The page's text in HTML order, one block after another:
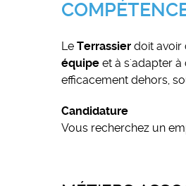
Le Terrassier doit avoir
équipe et à s'adapter à
efficacement dehors,
Candidature
Vous recherchez un